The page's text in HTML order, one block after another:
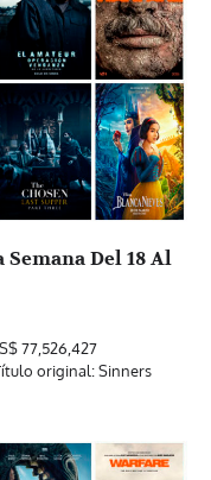
Del 18 Al
77,526,427
original: Sinners